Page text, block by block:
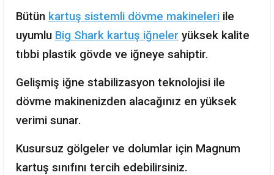
Bütün kartuş sistemli dövme makineleri ile
uyumlu Big Shark kartuş iğneler yüksek kalite
tıbbi plastik gövde ve iğneye sahiptir.
Gelişmiş iğne stabilizasyon teknolojisi ile
dövme makinenizden alacağınız en yüksek
verimi sunar.
Kusursuz gölgeler ve dolumlar için Magnum
kartuş sınıfını tercih edebilirsiniz.